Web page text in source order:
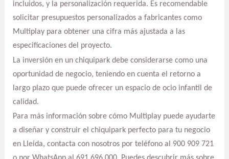
incluidos, y la personalización requerida. Es recomendable
solicitar presupuestos personalizados a fabricantes como
Multiplay para obtener una cifra más ajustada a las
especificaciones del proyecto.
La inversión en un chiquipark debe considerarse como una
oportunidad de negocio, teniendo en cuenta el retorno a
largo plazo que puede ofrecer un espacio de ocio infantil de
calidad.
Para más información sobre cómo Multiplay puede ayudarte
a diseñar y construir el chiquipark perfecto para tu negocio
en Lleida, contacta con nosotros por teléfono al 900 909 721